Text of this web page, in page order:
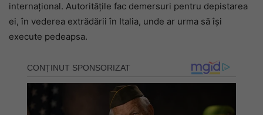
internațional. Autoritățile fac demersuri pentru depistarea
ei, în vederea extrădării în Italia, unde ar urma să își
execute pedeapsa.